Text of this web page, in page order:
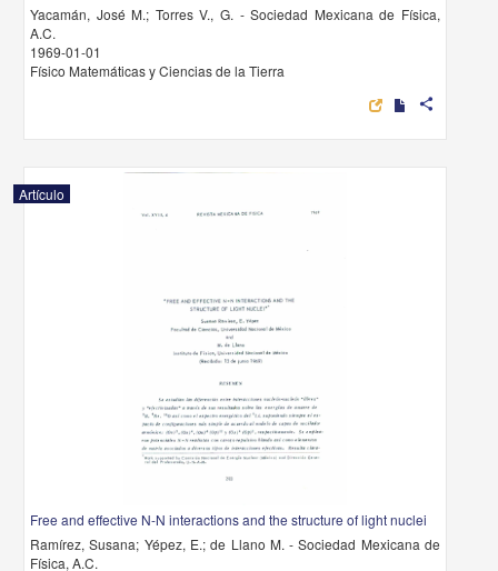
Yacamán, José M.; Torres V., G. - Sociedad Mexicana de Física,
A.C.
1969-01-01
Físico Matemáticas y Ciencias de la Tierra
share
Artículo
Free and effective N-N interactions and the structure of light nuclei
Ramírez, Susana; Yépez, E.; de Llano M. - Sociedad Mexicana de
Física, A.C.